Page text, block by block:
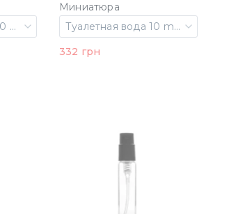
Туалетная вода 100 ml
Миниатюра
(8011530805807)
Туалетная вода 10 ml Миниатюра
332 грн